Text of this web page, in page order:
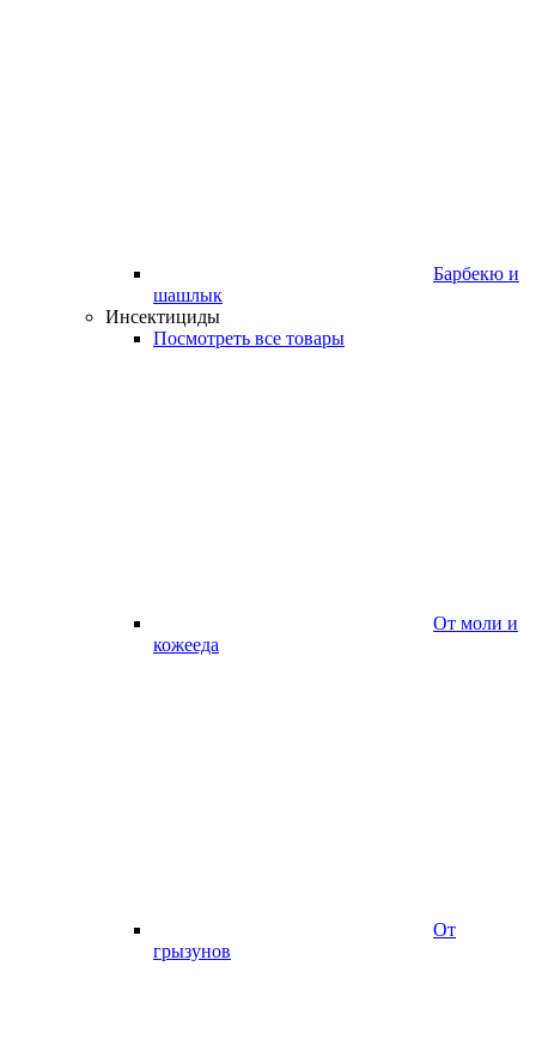
Барбекю и
шашлык
Инсектициды
Посмотреть все товары
От моли и
кожееда
От
грызунов